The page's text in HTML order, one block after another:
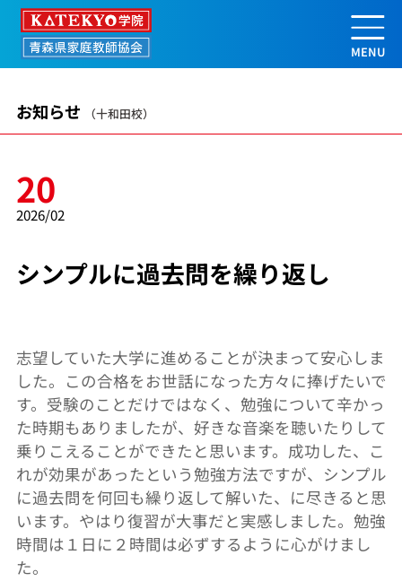
シンプルに過去問を繰り返し | 【公
お知らせ （十和田校）
20
2026/02
シンプルに過去問を繰り返し
志望していた大学に進めることが決まって安心しま
した。この合格をお世話になった方々に捧げたいで
す。受験のことだけではなく、勉強について辛かっ
た時期もありましたが、好きな音楽を聴いたりして
乗りこえることができたと思います。成功した、こ
れが効果があったという勉強方法ですが、シンプル
に過去問を何回も繰り返して解いた、に尽きると思
います。やはり復習が大事だと実感しました。勉強
時間は１日に２時間は必ずするように心がけまし
た。